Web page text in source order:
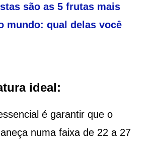
são as 5 frutas mais
mundo: qual delas você
ideal:
é garantir que o
numa faixa de 22 a 27